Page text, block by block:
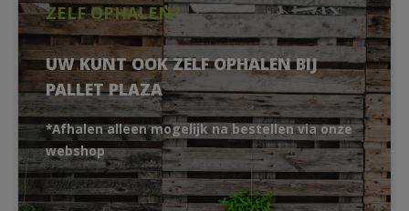
ZELF OPHALEN?
UW KUNT OOK ZELF OPHALEN BIJ
PALLET PLAZA
*Afhalen alleen mogelijk na bestellen via onze
webshop